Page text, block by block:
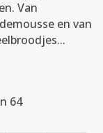
Van
en van
64